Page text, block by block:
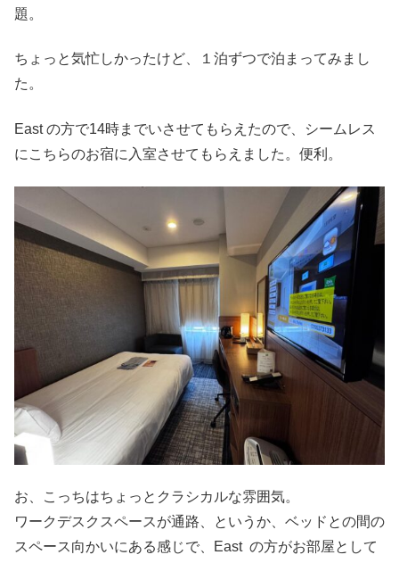
題。
ちょっと気忙しかったけど、１泊ずつで泊まってみまし
た。
East の方で14時までいさせてもらえたので、シームレス
にこちらのお宿に入室させてもらえました。便利。
お、こっちはちょっとクラシカルな雰囲気。
ワークデスクスペースが通路、というか、ベッドとの間の
スペース向かいにある感じで、East の方がお部屋として